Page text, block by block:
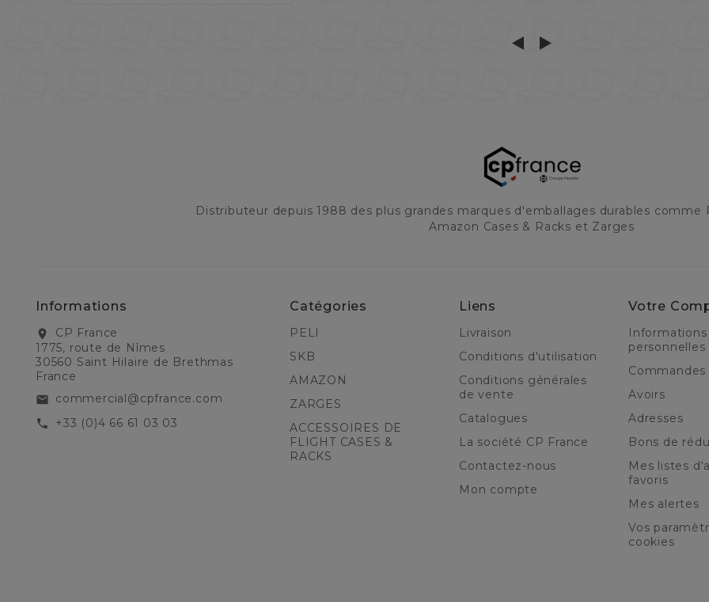
Distributeur depuis 1988 des plus grandes marques d'emballages durables comme
Amazon Cases & Racks et Zarges
Informations
location_on
CP France
1775, route de Nîmes
30560 Saint Hilaire de Brethmas
France
email commercial@cpfrance.com
call +33 (0)4 66 61 03 03
Catégories
PELI
SKB
AMAZON
ZARGES
ACCESSOIRES DE
FLIGHT CASES &
RACKS
Liens
Livraison
Conditions d'utilisation
Conditions générales
de vente
Catalogues
La société CP France
Contactez-nous
Mon compte
Votre
Informations
personnelles
Commandes
Avoirs
Adresses
Bons de
Mes listes
favoris
Mes alertes
Vos
cookies